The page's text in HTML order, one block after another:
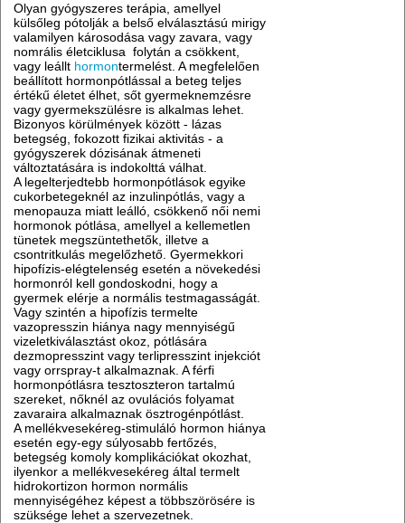
Olyan gyógyszeres terápia, amellyel
külsőleg pótolják a belső elválasztású mirigy
valamilyen károsodása vagy zavara, vagy
nomrális életciklusa folytán a csökkent,
vagy leállt hormontermelést. A megfelelően
beállított hormonpótlással a beteg teljes
értékű életet élhet, sőt gyermeknemzésre
vagy gyermekszülésre is alkalmas lehet.
Bizonyos körülmények között - lázas
betegség, fokozott fizikai aktivitás - a
gyógyszerek dózisának átmeneti
változtatására is indokolttá válhat.
A legelterjedtebb hormonpótlások egyike
cukorbetegeknél az inzulinpótlás, vagy a
menopauza miatt leálló, csökkenő női nemi
hormonok pótlása, amellyel a kellemetlen
tünetek megszüntethetők, illetve a
csontritkulás megelőzhető. Gyermekkori
hipofízis-elégtelenség esetén a növekedési
hormonról kell gondoskodni, hogy a
gyermek elérje a normális testmagasságát.
Vagy szintén a hipofízis termelte
vazopresszin hiánya nagy mennyiségű
vizeletkiválasztást okoz, pótlására
dezmopresszint vagy terlipresszint injekciót
vagy orrspray-t alkalmaznak. A férfi
hormonpótlásra tesztoszteron tartalmú
szereket, nőknél az ovulációs folyamat
zavaraira alkalmaznak ösztrogénpótlást.
A mellékvesekéreg-stimuláló hormon hiánya
esetén egy-egy súlyosabb fertőzés,
betegség komoly komplikációkat okozhat,
ilyenkor a mellékvesekéreg által termelt
hidrokortizon hormon normális
mennyiségéhez képest a többszörösére is
szüksége lehet a szervezetnek.